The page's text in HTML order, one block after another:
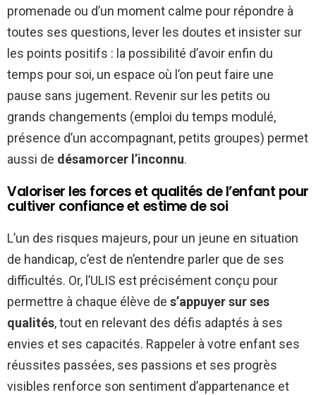
promenade ou d’un moment calme pour répondre à
toutes ses questions, lever les doutes et insister sur
les points positifs : la possibilité d’avoir enfin du
temps pour soi, un espace où l’on peut faire une
pause sans jugement. Revenir sur les petits ou
grands changements (emploi du temps modulé,
présence d’un accompagnant, petits groupes) permet
aussi de désamorcer l’inconnu.
Valoriser les forces et qualités de l’enfant pour
cultiver confiance et estime de soi
L’un des risques majeurs, pour un jeune en situation
de handicap, c’est de n’entendre parler que de ses
difficultés. Or, l’ULIS est précisément conçu pour
permettre à chaque élève de s’appuyer sur ses
qualités, tout en relevant des défis adaptés à ses
envies et ses capacités. Rappeler à votre enfant ses
réussites passées, ses passions et ses progrès
visibles renforce son sentiment d’appartenance et